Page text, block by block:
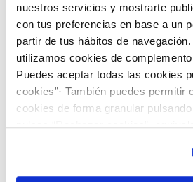
nuestros servicios y mostrarte
con tus preferencias en base a un
partir de tus hábitos de
utilizamos cookies de
Puedes aceptar todas las cookies
cookies”· También puedes permitir
cookies de forma granular
pulsas “Rechazar cookies”,
son indispensables para que el
por tanto no se pueden desactivar.
990207 BACredi BL Rango Alto
356
91,00 €
AÑADIR AL CARRITO